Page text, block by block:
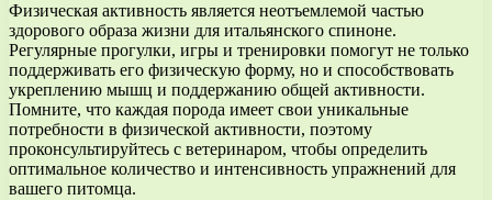
Физическая активность является неотъемлемой частью
здорового образа жизни для итальянского спиноне.
Регулярные прогулки, игры и тренировки помогут не только
поддерживать его физическую форму, но и способствовать
укреплению мышц и поддержанию общей активности.
Помните, что каждая порода имеет свои уникальные
потребности в физической активности, поэтому
проконсультируйтесь с ветеринаром, чтобы определить
оптимальное количество и интенсивность упражнений для
вашего питомца.